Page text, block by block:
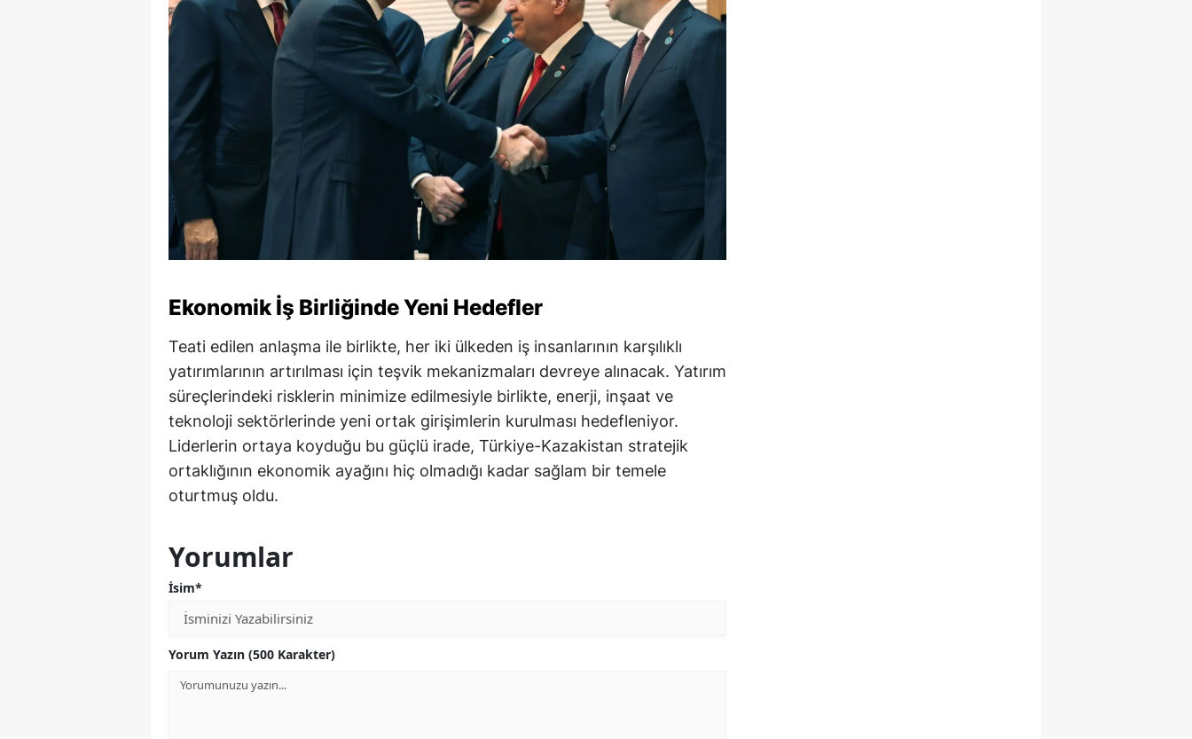
Ekonomik İş Birliğinde Yeni Hedefler
Teati edilen anlaşma ile birlikte, her iki ülkeden iş insanlarının karşılıklı
yatırımlarının artırılması için teşvik mekanizmaları devreye alınacak. Yatırım
süreçlerindeki risklerin minimize edilmesiyle birlikte, enerji, inşaat ve
teknoloji sektörlerinde yeni ortak girişimlerin kurulması hedefleniyor.
Liderlerin ortaya koyduğu bu güçlü irade, Türkiye-Kazakistan stratejik
ortaklığının ekonomik ayağını hiç olmadığı kadar sağlam bir temele
oturtmuş oldu.
Yorumlar
İsim*
Yorum Yazın (500 Karakter)